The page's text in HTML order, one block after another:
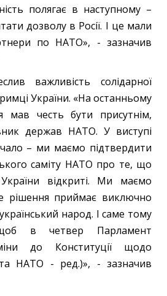
полягає в наступному –
дозволу в Росії. І це мали
по НАТО», - зазначив
важливість солідарної
України. «На останньому
мав честь бути присутнім,
держав НАТО. У виступі
– ми маємо підтвердити
саміту НАТО про те, що
відкриті. Ми маємо
рішення приймає виключно
народ. І саме тому
в четвер Парламент
до Конституції щодо
та НАТО - ред.)», - зазначив